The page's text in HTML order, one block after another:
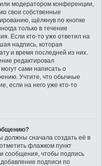
модератором конференции,
свои собственные
щёлкнув по кнопке
только в течение
Если кто-то уже ответил на
надпись, которая
и время последней из них.
редактировал
сами написать о
Учтите, что обычные
если на него уже кто-то
должны сначала создать её в
флажком пункт
сообщения, чтобы подпись
подписи по